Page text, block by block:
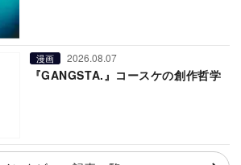
漫画 2026.08.07
『GANGSTA.』コースケの創作哲学